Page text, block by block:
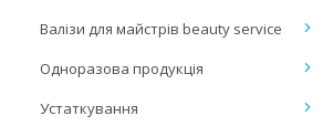
Валізи для майстрів beauty service
Одноразова продукція
Устаткування